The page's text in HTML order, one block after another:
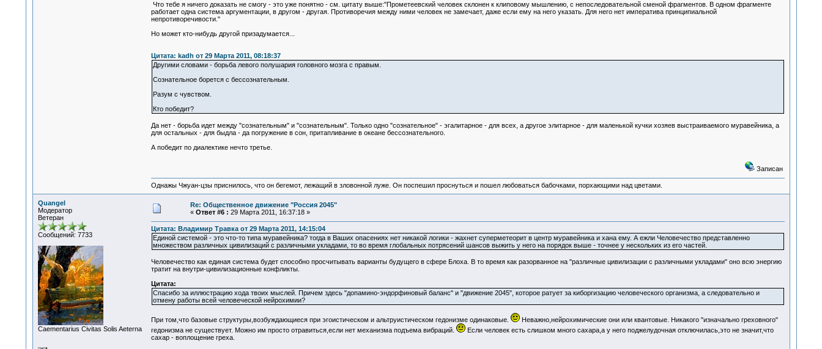
Что тебе я ничего доказать не смогу - это уже понятно - см. цитату выше:"Прометеевский человек склонен к клиповому мышлению, с непоследовательной сменой фрагментов. В одном фрагменте
работает одна система аргументации, в другом - другая. Противоречия между ними человек не замечает, даже если ему на него указать. Для него нет императива принципиальной
непротиворечивости."
Но может кто-нибудь другой призадумается...
Цитата: kadh от 29 Марта 2011, 08:18:37
Другими словами - борьба левого полушария головного мозга с правым.
Сознательное борется с бессознательным.
Разум с чувством.
Кто победит?
Да нет - борьба идет между "сознательным" и "сознательным". Только одно "сознательное" - эгалитарное - для всех, а другое элитарное - для маленькой кучки хозяев выстраиваемого муравейника, а
для остальных - для быдла - да погружение в сон, притапливание в океане бессознательного.
А победит по диалектике нечто третье.
Записан
Однажы Чжуан-цзы приснилось, что он бегемот, лежащий в зловонной луже. Он поспешил проснуться и пошел любоваться бабочками, порхающими над цветами.
Quangel
Модератор
Ветеран
Сообщений: 7733
Сaementarius Civitas Solis Aeterna
Re: Общественное движение "Россия 2045"
« Ответ #6 : 29 Марта 2011, 16:37:18 »
Цитата: Владимир Травка от 29 Марта 2011, 14:15:04
Единой системой - это что-то типа муравейника? тогда в Ваших опасениях нет никакой логики - жахнет суперметеорит в центр муравейника и хана ему. А ежли Человечество представленно
множеством различных цивилизаций с различными укладами, то во время глобальных потрясений шансов выжить у него на порядок выше - точнее у нескольких из его частей.
Человечество как единая система будет способно просчитывать варианты будущего в сфере Блоха. В то время как разорванное на "различные цивилизации с различными укладами" оно всю энергию
тратит на внутри-цивилизационные конфликты.
Цитата:
Спасибо за иллюстрацию хода твоих мыслей. Причем здесь "допамино-эндорфиновый баланс" и "движение 2045", которое ратует за киборгизацию человеческого организма, а следовательно и
отмену работы всей человеческой нейрохимии?
При том,что базовые структуры,возбуждающиеся при эгоистическом и альтруистическом гедонизме одинаковые.
Неважно,нейрохимические они или квантовые. Никакого "изначально греховного"
гедонизма не существует. Можно им просто отравиться,если нет механизма подъема вибраций.
Если человек есть слишком много сахара,а у него поджелудочная отключилась,это не значит,что
сахар - воплощение греха.